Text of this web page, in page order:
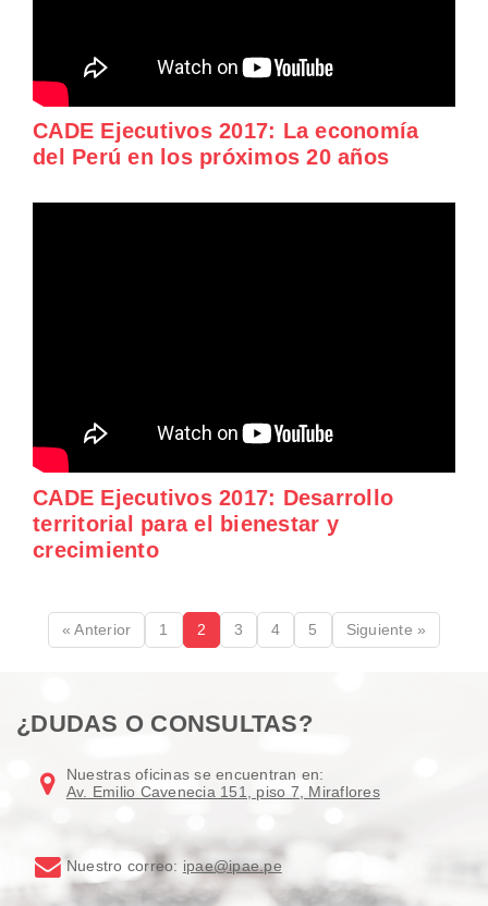
CADE Ejecutivos 2017: La economía
del Perú en los próximos 20 años
CADE Ejecutivos 2017: Desarrollo
territorial para el bienestar y
crecimiento
« Anterior 1 2 3 4 5 Siguiente »
¿DUDAS O CONSULTAS?
Nuestras oficinas se encuentran en:
Av. Emilio Cavenecia 151, piso 7, Miraflores
Nuestro correo: ipae@ipae.pe